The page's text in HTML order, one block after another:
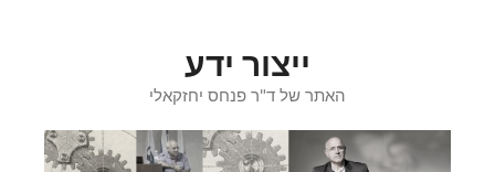
ייצור ידע
האתר של ד"ר פנחס יחזקאלי